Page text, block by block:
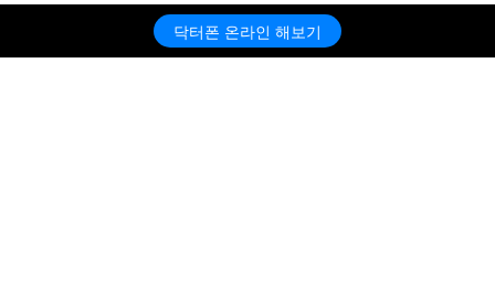
닥터폰 온라인 해보기